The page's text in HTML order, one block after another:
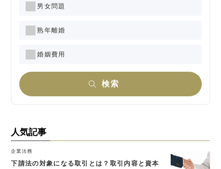
男女問題
熟年離婚
婚姻費用
検索
人気記事
企業法務
下請法の対象になる取引とは？取引内容と資本